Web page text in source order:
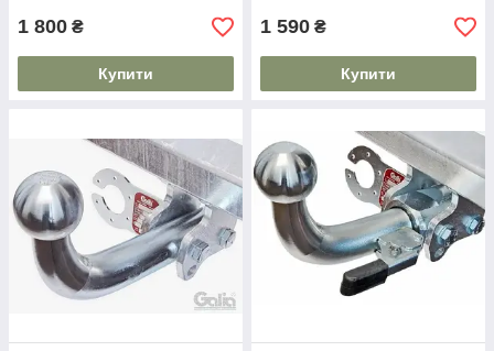
1 800 ₴
Купити
1 590 ₴
Купити